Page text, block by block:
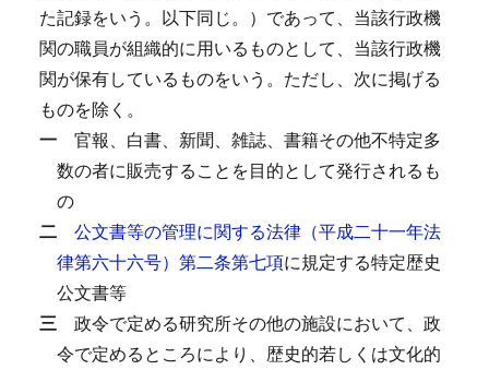
た記録をいう。以下同じ。）であって、当該行政機
関の職員が組織的に用いるものとして、当該行政機
関が保有しているものをいう。 ただし、次に掲げる
ものを除く。
一 官報、白書、新聞、雑誌、書籍その他不特定多
数の者に販売することを目的として発行されるも
の
二 公文書等の管理に関する法律（平成二十一年法
律第六十六号）第二条第七項に規定する特定歴史
公文書等
三 政令で定める研究所その他の施設において、政
令で定めるところにより、歴史的若しくは文化的